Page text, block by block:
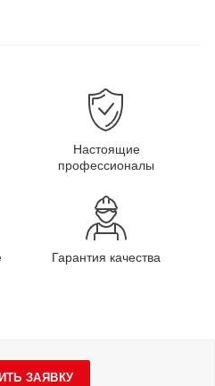
Настоящие
профессионалы
Гарантия качества
ЗАЯВКУ